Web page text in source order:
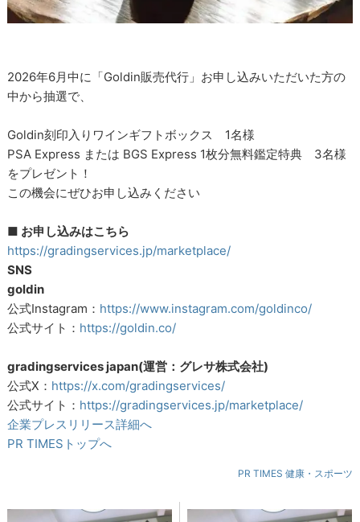
2026年6月中に「Goldin販売代行」お申し込みいただいた方の
中から抽選で、
Goldin刻印入りワインギフトボックス 1名様
PSA Express または BGS Express 1枚分無料鑑定特典 3名様
をプレゼント！
この機会にぜひお申し込みください
■ お申し込みはこちら
https://gradingservices.jp/marketplace/
SNS
goldin
公式Instagram： https://www.instagram.com/goldinco/
公式サイト： https://goldin.co/
gradingservices japan(運営：グレサ株式会社)
公式X： https://x.com/gradingservices/
公式サイト： https://gradingservices.jp/marketplace/
企業プレスリリース詳細へ
PR TIMESトップへ
PR TIMES 健康・スポーツ